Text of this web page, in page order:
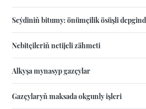
Seýdiniň bitumy: önümçilik ösüşli
Nebitçileriň netijeli zähmeti
Alkyşa mynasyp gazçylar
Gazçylaryň maksada okgunly işleri